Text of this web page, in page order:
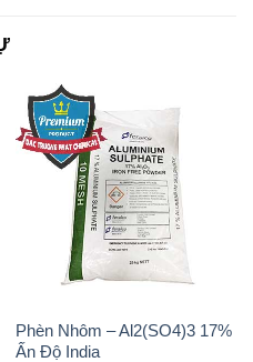
Phèn Nhôm – Al2(SO4)3 17%
Ấn Độ India